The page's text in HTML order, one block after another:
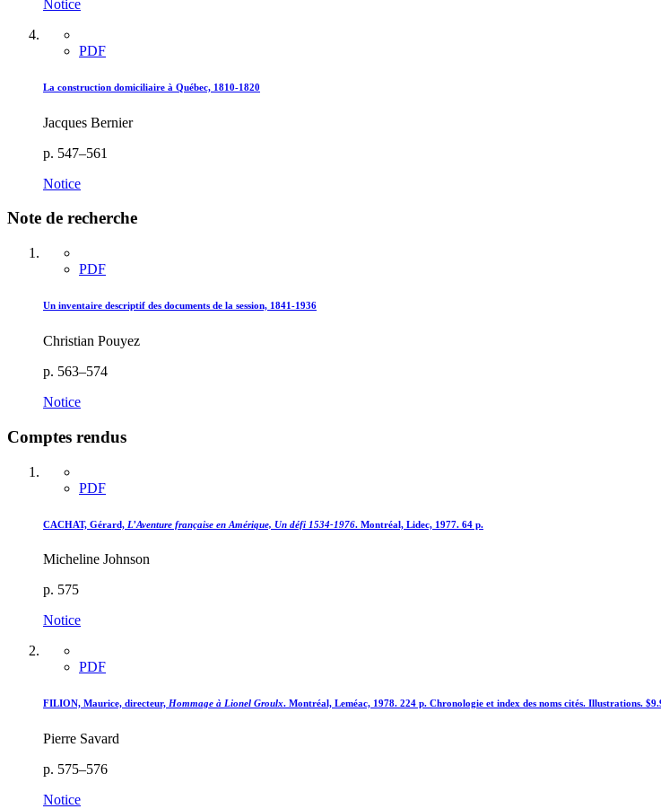
Notice
PDF
La construction domiciliaire à Québec, 1810-1820
Jacques Bernier
p. 547–561
Notice
Note de recherche
PDF
Un inventaire descriptif des documents de la session, 1841-1936
Christian Pouyez
p. 563–574
Notice
Comptes rendus
PDF
CACHAT, Gérard, L’Aventure française en Amérique, Un défi 1534-1976. Montréal, Lidec, 1977. 64 p.
Micheline Johnson
p. 575
Notice
PDF
FILION, Maurice, directeur, Hommage à Lionel Groulx. Montréal, Leméac, 1978. 224 p. Chronologie et index des noms cités. Illustrations.
Pierre Savard
p. 575–576
Notice